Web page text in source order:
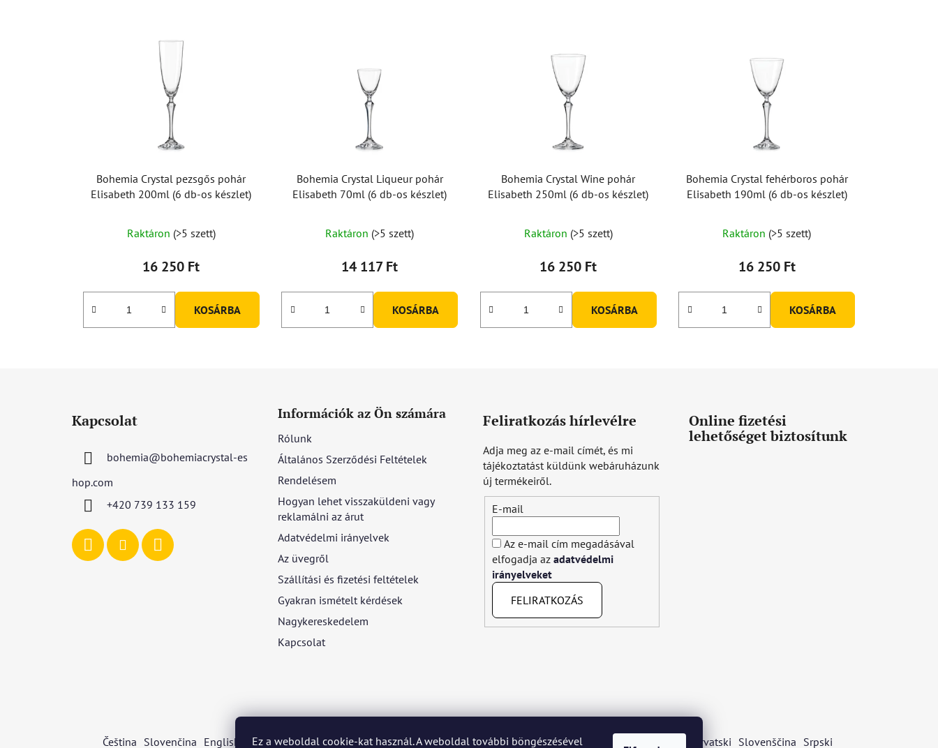
Ez a weboldal cookie-kat használ. A weboldal további böngészésével
Bohemia Crystal pezsgős pohár
Elisabeth 200ml (6 db-os készlet)
termék
átlagos
5-
Raktáron (>5 szett)
16 250 Ft
KOSÁRBA
Bohemia Crystal Liqueur pohár
Elisabeth 70ml (6 db-os készlet)
Raktáron (>5 szett)
14 117 Ft
KOSÁRBA
Bohemia Crystal Wine pohár
Elisabeth 250ml (6 db-os készlet)
Raktáron (>5 szett)
16 250 Ft
KOSÁRBA
Bohemia Crystal fehérboros pohár
Elisabeth 190ml (6 db-os készlet)
Raktáron (>5 szett)
16 250 Ft
KOSÁRBA
Kapcsolat
bohemia@bohemiacrystal-es
hop.com
+420 739 133 159
Információk az Ön számára
Rólunk
Általános Szerződési Feltételek
Rendelésem
Hogyan lehet visszaküldeni vagy
reklamálni az árut
Adatvédelmi irányelvek
Az üvegről
Szállítási és fizetési feltételek
Gyakran ismételt kérdések
Nagykereskedelem
Kapcsolat
Feliratkozás hírlevélre
Adja meg az e-mail címét, és mi
tájékoztatást küldünk webáruházunk
új termékeiről.
E-mail
Az e-mail cím megadásával
elfogadja az adatvédelmi
irányelveket
FELIRATKOZÁS
Online fizetési
lehetőséget biztosítunk
Čeština Slovenčina English Deutsch Magyar Język polski Română Italiano Español Français Português Hrvatski Slovenščina Srpski